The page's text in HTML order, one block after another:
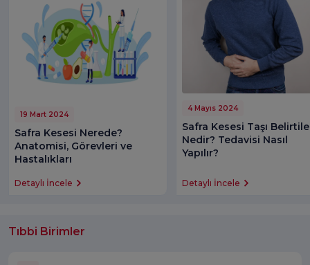
19 Mart 2024
Safra Kesesi Nerede?
Anatomisi, Görevleri ve
Hastalıkları
Detaylı İncele
4 Mayıs 2024
Safra Kesesi Taşı
Nedir? Tedavisi Nasıl
Yapılır?
Detaylı İncele
Tıbbi Birimler